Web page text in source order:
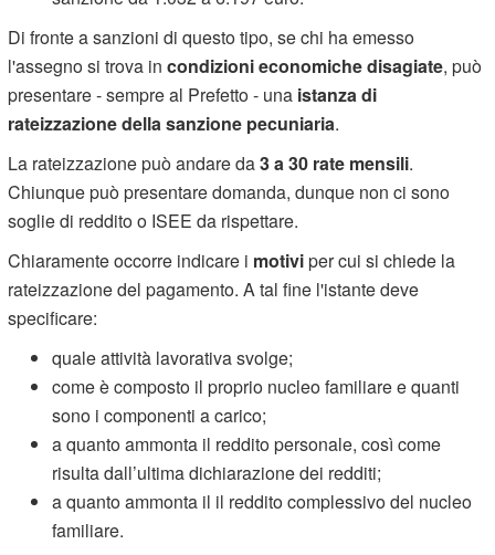
Di fronte a sanzioni di questo tipo, se chi ha emesso
l'assegno si trova incondizioni economiche disagiate, può
presentare - sempre al Prefetto - una istanza di
rateizzazione della sanzione pecuniaria.
La rateizzazione può andare da3 a 30 rate mensili.
Chiunque può presentare domanda, dunque non ci sono
soglie di reddito o ISEE da rispettare.
Chiaramente occorre indicare i motiviper cui si chiede la
rateizzazione del pagamento. A tal fine l'istante deve
specificare:
quale attività lavorativa svolge;
come è composto il proprio nucleo familiare e quanti
sono i componenti a carico;
a quanto ammonta il reddito personale, così come
risulta dall’ultima dichiarazione dei redditi;
a quanto ammonta il il reddito complessivo del nucleo
familiare.